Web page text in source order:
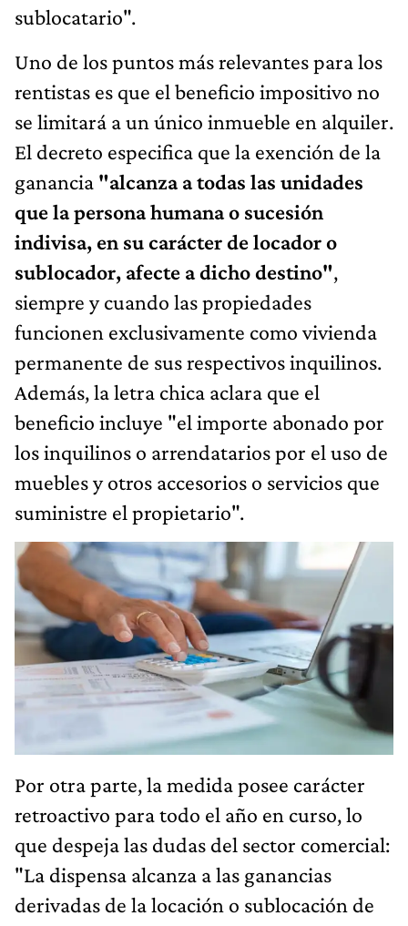
sublocatario".
Uno de los puntos más relevantes para los
rentistas es que el beneficio impositivo no
se limitará a un único inmueble en alquiler.
El decreto especifica que la exención de la
ganancia "alcanza a todas las unidades
que la persona humana o sucesión
indivisa, en su carácter de locador o
sublocador, afecte a dicho destino",
siempre y cuando las propiedades
funcionen exclusivamente como vivienda
permanente de sus respectivos inquilinos.
Además, la letra chica aclara que el
beneficio incluye "el importe abonado por
los inquilinos o arrendatarios por el uso de
muebles y otros accesorios o servicios que
suministre el propietario".
Por otra parte, la medida posee carácter
retroactivo para todo el año en curso, lo
que despeja las dudas del sector comercial:
"La dispensa alcanza a las ganancias
derivadas de la locación o sublocación de